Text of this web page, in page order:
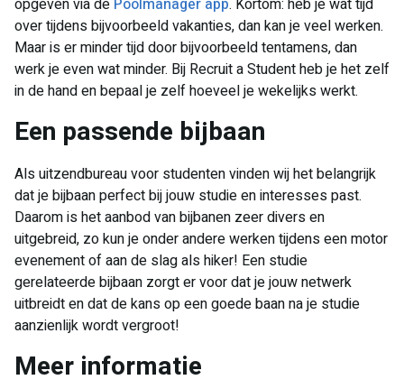
opgeven via de Poolmanager app. Kortom: heb je wat tijd
over tijdens bijvoorbeeld vakanties, dan kan je veel werken.
Maar is er minder tijd door bijvoorbeeld tentamens, dan
werk je even wat minder. Bij Recruit a Student heb je het zelf
in de hand en bepaal je zelf hoeveel je wekelijks werkt.
​Een passende bijbaan
Als uitzendbureau voor studenten vinden wij het belangrijk
dat je bijbaan perfect bij jouw studie en interesses past.
Daarom is het aanbod van bijbanen zeer divers en
uitgebreid, zo kun je onder andere werken tijdens een motor
evenement of aan de slag als hiker! Een studie
gerelateerde bijbaan zorgt er voor dat je jouw netwerk
uitbreidt en dat de kans op een goede baan na je studie
aanzienlijk wordt vergroot!
​Meer informatie